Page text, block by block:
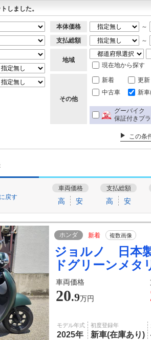
しました。
本体価格 ～
支払総額
～
地域
現在地から探す
その他
新着 更新
中古車
新
グーバイク
保証付きプ
この条
戻す
車両価格
高 安
支払総額
高 安
ホンダ 新着 複数画像
ジョルノ 日本
ドグリーンメ
車両価格
20.9万円
モデル年式
2025年
初度登録年
新車(在庫あり)